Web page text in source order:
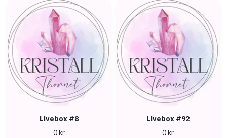
Livebox #8
0 kr
Livebox #92
0 kr